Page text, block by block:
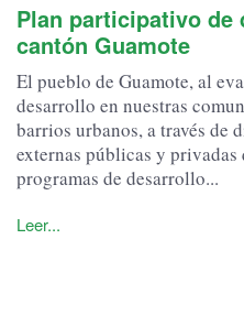
Plan participativo de
cantón Guamote
El pueblo de Guamote, al
desarrollo en nuestras
barrios urbanos, a través de
externas públicas y privadas
programas de desarrollo...
Leer...